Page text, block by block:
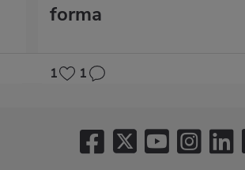
forma
1 1